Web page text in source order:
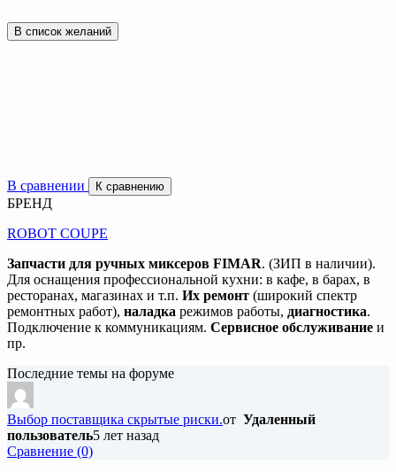
В список желаний
В сравнении К сравнению
БРЕНД
ROBOT COUPE
Запчасти для ручных миксеров FIMAR. (ЗИП в наличии).
Для оснащения профессиональной кухни: в кафе, в барах, в
ресторанах, магазинах и т.п. Их ремонт (широкий спектр
ремонтных работ), наладка режимов работы, диагностика.
Подключение к коммуникациям. Сервисное обслуживание и
пр.
Последние темы на форуме
Выбор поставщика скрытые риски.от Удаленный
пользователь5 лет назад
Cравнение (0)